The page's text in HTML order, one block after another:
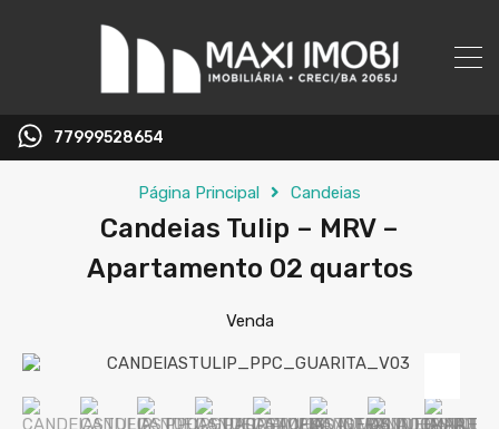
77999528654
Página Principal Candeias
Candeias Tulip – MRV –
Apartamento 02 quartos
Venda